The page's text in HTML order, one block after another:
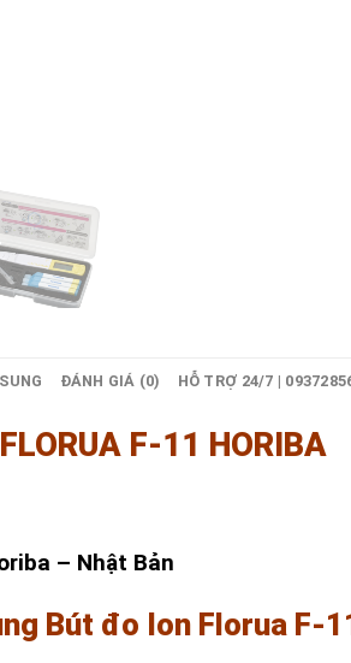
ĐÁNH GIÁ (0) HỖ TRỢ 24/7 |
F-11 HORIBA
– Nhật Bản
Bút đo Ion Florua F-